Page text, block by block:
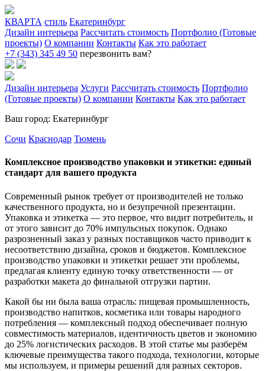
КВАРТА стиль Екатеринбург
Дизайн интерьера Рассчитать стоимость Портфолио (Готовые
проекты) О компании Контакты Как это работает
+7 (343) 345 49 50 перезвонить вам?
Дизайн интерьера Услуги Рассчитать стоимость Портфолио
(Готовые проекты) О компании Контакты Как это работает
Ваш город: Екатеринбург
Сочи Краснодар Тюмень
Комплексное производство упаковки и этикетки: единый
стандарт для вашего продукта
Современный рынок требует от производителей не только
качественного продукта, но и безупречной презентации.
Упаковка и этикетка — это первое, что видит потребитель, и
от этого зависит до 70% импульсных покупок. Однако
разрозненный заказ у разных поставщиков часто приводит к
несоответствию дизайна, сроков и бюджетов. Комплексное
производство упаковки и этикетки решает эти проблемы,
предлагая клиенту единую точку ответственности — от
разработки макета до финальной отгрузки партии.
Какой бы ни была ваша отрасль: пищевая промышленность,
производство напитков, косметика или товары народного
потребления — комплексный подход обеспечивает полную
совместимость материалов, идентичность цветов и экономию
до 25% логистических расходов. В этой статье мы разберём
ключевые преимущества такого подхода, технологии, которые
мы используем, и примеры решений для разных секторов.